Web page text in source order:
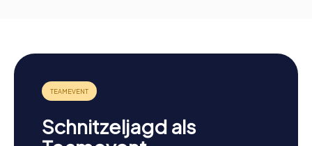
Schnitzeljagd als